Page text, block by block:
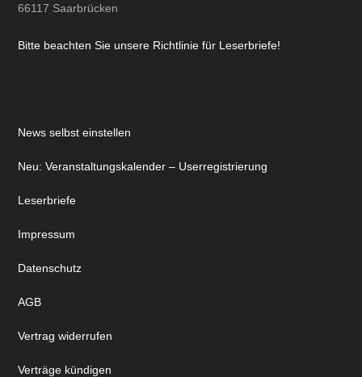
66117 Saarbrücken
Bitte beachten Sie unsere Richtlinie für Leserbriefe!
News selbst einstellen
Neu: Veranstaltungskalender – Userregistrierung
Leserbriefe
Impressum
Datenschutz
AGB
Vertrag widerrufen
Verträge kündigen